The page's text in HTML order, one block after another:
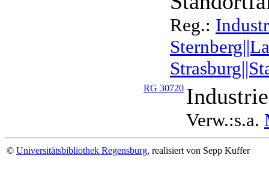
Reg.:
RG 30720
Verw.:s.a.
© Universitätsbibliothek Regensburg, realisiert von Sepp Kuffer